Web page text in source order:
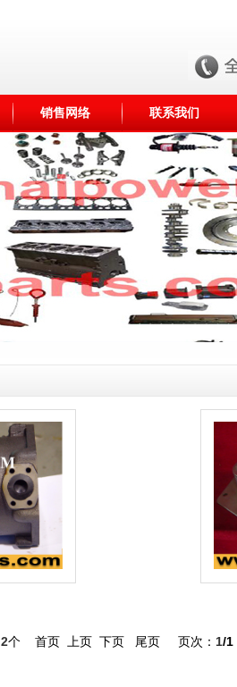
销售网络 联系我们
2个 首页 上页 下页 尾页 页次： 1/1